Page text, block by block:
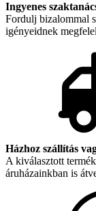
Ingyenes
Fordulj bizalommal
igényeidnek
Házhoz szállítás
A kiválasztott
áruházainkban is